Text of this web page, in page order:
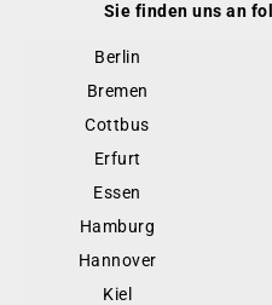
Sie finden uns an
Berlin
Bremen
Cottbus
Erfurt
Essen
Hamburg
Hannover
Kiel